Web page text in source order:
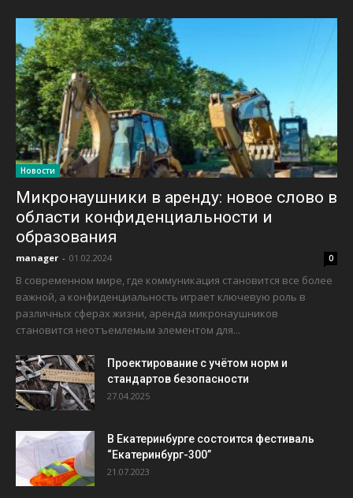
Новости
Микронаушники в аренду: новое слово в
области конфиденциальности и
образования
manager - 01.02.2024 0
В современном мире, где коммуникация становится все более
важной, а конфиденциальность играет ключевую роль в
различных сферах жизни, аренда микронаушников
становится неотъемлемым элементом для...
Проектирование с учётом норм и
стандартов безопасности
27.04.2025
В Екатеринбурге состоится фестиваль
“Екатеринбург-300”
21.07.2023